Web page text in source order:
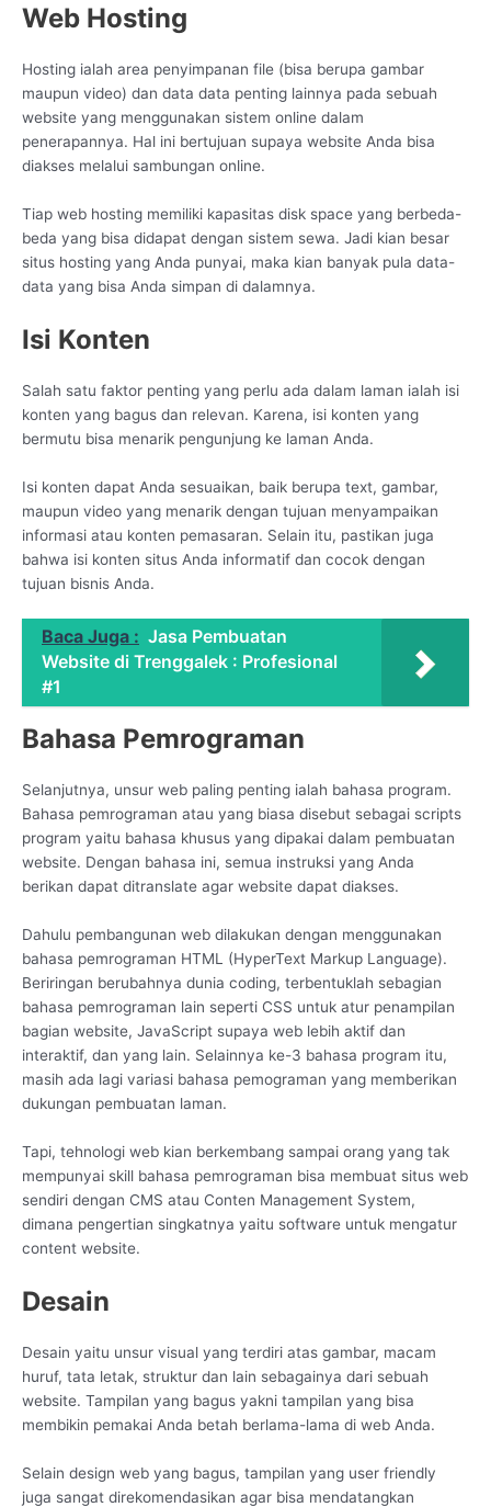
Web Hosting
Hosting ialah area penyimpanan file (bisa berupa gambar
maupun video) dan data data penting lainnya pada sebuah
website yang menggunakan sistem online dalam
penerapannya. Hal ini bertujuan supaya website Anda bisa
diakses melalui sambungan online.
Tiap web hosting memiliki kapasitas disk space yang berbeda-
beda yang bisa didapat dengan sistem sewa. Jadi kian besar
situs hosting yang Anda punyai, maka kian banyak pula data-
data yang bisa Anda simpan di dalamnya.
Isi Konten
Salah satu faktor penting yang perlu ada dalam laman ialah isi
konten yang bagus dan relevan. Karena, isi konten yang
bermutu bisa menarik pengunjung ke laman Anda.
Isi konten dapat Anda sesuaikan, baik berupa text, gambar,
maupun video yang menarik dengan tujuan menyampaikan
informasi atau konten pemasaran. Selain itu, pastikan juga
bahwa isi konten situs Anda informatif dan cocok dengan
tujuan bisnis Anda.
Baca Juga : Jasa Pembuatan
Website di Trenggalek : Profesional
#1
Bahasa Pemrograman
Selanjutnya, unsur web paling penting ialah bahasa program.
Bahasa pemrograman atau yang biasa disebut sebagai scripts
program yaitu bahasa khusus yang dipakai dalam pembuatan
website. Dengan bahasa ini, semua instruksi yang Anda
berikan dapat ditranslate agar website dapat diakses.
Dahulu pembangunan web dilakukan dengan menggunakan
bahasa pemrograman HTML (HyperText Markup Language).
Beriringan berubahnya dunia coding, terbentuklah sebagian
bahasa pemrograman lain seperti CSS untuk atur penampilan
bagian website, JavaScript supaya web lebih aktif dan
interaktif, dan yang lain. Selainnya ke-3 bahasa program itu,
masih ada lagi variasi bahasa pemograman yang memberikan
dukungan pembuatan laman.
Tapi, tehnologi web kian berkembang sampai orang yang tak
mempunyai skill bahasa pemrograman bisa membuat situs web
sendiri dengan CMS atau Conten Management System,
dimana pengertian singkatnya yaitu software untuk mengatur
content website.
Desain
Desain yaitu unsur visual yang terdiri atas gambar, macam
huruf, tata letak, struktur dan lain sebagainya dari sebuah
website. Tampilan yang bagus yakni tampilan yang bisa
membikin pemakai Anda betah berlama-lama di web Anda.
Selain design web yang bagus, tampilan yang user friendly
juga sangat direkomendasikan agar bisa mendatangkan